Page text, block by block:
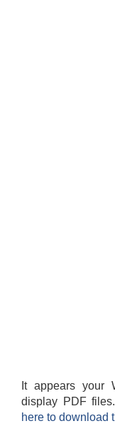
It appears your
display PDF files.
here to download